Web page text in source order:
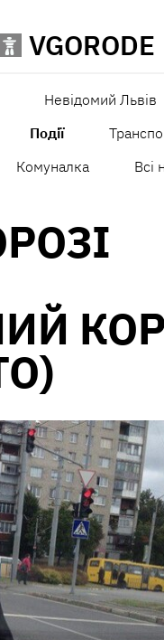
VGORODE
Невідомий Львів
Події
Комуналка
Всі